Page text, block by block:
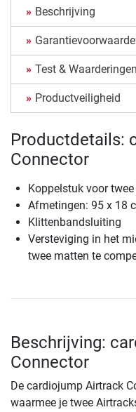
Beschrijving
Test & Waarderingen
Productveiligheid
Productdetails:
Connector
Koppelstuk voor
Afmetingen: 95 x 18
Klittenbandsluiting
Versteviging in het
twee matten te
Beschrijving:
Connector
De cardiojump Airtrack
waarmee je twee